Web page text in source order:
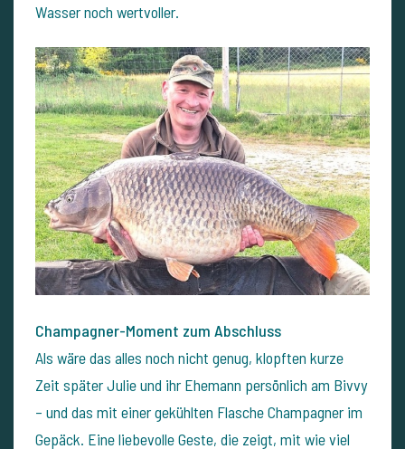
Wasser noch wertvoller.
Champagner-Moment zum Abschluss
Als wäre das alles noch nicht genug, klopften kurze
Zeit später Julie und ihr Ehemann persönlich am Bivvy
– und das mit einer gekühlten Flasche Champagner im
Gepäck. Eine liebevolle Geste, die zeigt, mit wie viel